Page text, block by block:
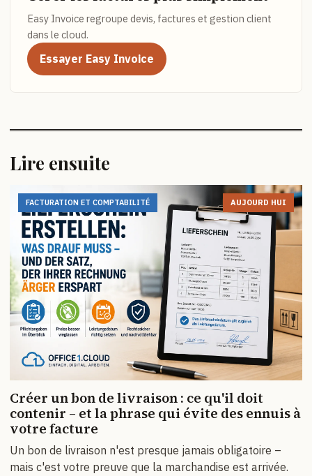
Easy Invoice regroupe devis, factures et gestion client
dans le cloud.
Essayer Easy Invoice
Lire ensuite
FACTURATION ET COMPTABILITÉ AUJOURD HUI
Créer un bon de livraison : ce qu'il doit
contenir – et la phrase qui évite des ennuis à
votre facture
Un bon de livraison n'est presque jamais obligatoire –
mais c'est votre preuve que la marchandise est arrivée.